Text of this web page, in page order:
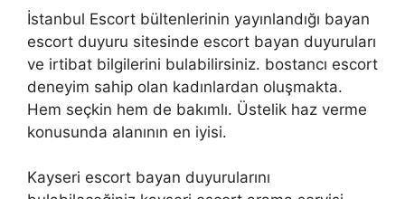
İstanbul Escort bültenlerinin yayınlandığı bayan
escort duyuru sitesinde escort bayan duyuruları
ve irtibat bilgilerini bulabilirsiniz. bostancı escort
deneyim sahip olan kadınlardan oluşmakta.
Hem seçkin hem de bakımlı. Üstelik haz verme
konusunda alanının en iyisi.
Kayseri escort bayan duyurularını